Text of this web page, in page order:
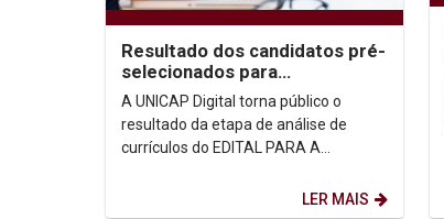
Resultado dos candidatos pré-
selecionados para
professores conteudistas EaD
UNICAP (Edital 2020/02)
A UNICAP Digital torna público o
resultado da etapa de análise de
currículos do EDITAL PARA A
CONTEUDISTAS EaD. Os candidatos...
LER MAIS